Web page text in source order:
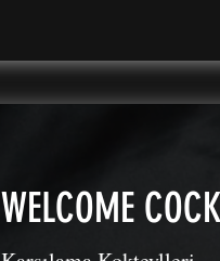
WELCOME